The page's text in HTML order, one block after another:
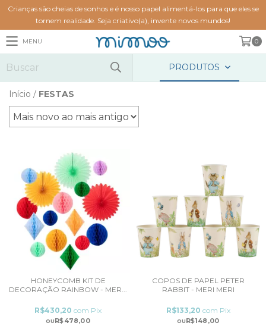
Crianças são cheias de sonhos e é nosso papel alimentá-los para que eles se
tornem realidade. Seja criativo(a), invente novos mundos!
MENU 0
PRODUTOS
Início / FESTAS
HONEYCOMB KIT DE
DECORAÇÃO RAINBOW - MER...
R$478,00
R$430,20 com Pix
COPOS DE PAPEL PETER
RABBIT - MERI MERI
R$148,00
R$133,20 com Pix